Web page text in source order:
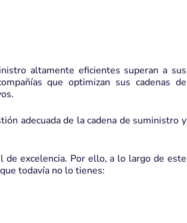
altamente eficientes superan a sus
que optimizan sus cadenas de
adecuada de la cadena de suministro y
de excelencia. Por ello, a lo largo de este
todavía no lo tienes: